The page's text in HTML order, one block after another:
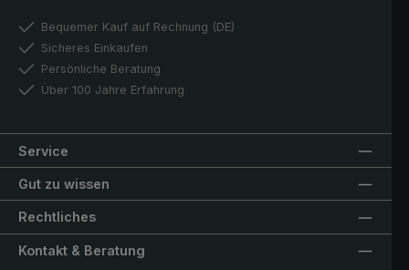
Bequemer Kauf auf Rechnung (DE)
Sicheres Einkaufen
Persönliche Beratung
Über 100 Jahre Erfahrung
Service
Gut zu wissen
Rechtliches
Kontakt & Beratung